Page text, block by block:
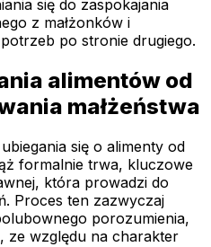
się do zaspokajania
z małżonków i
po stronie drugiego.
alimentów od
małżeństwa
się o alimenty od
formalnie trwa, kluczowe
która prowadzi do
Proces ten zazwyczaj
porozumienia,
ze względu na charakter